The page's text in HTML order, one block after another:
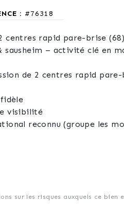
: #76318
centres rapid pare-brise (68)
sausheim – activité clé en
de 2 centres rapid
visibilité
reconnu (groupe les
€ ttc / mois
sur les risques auxquels ce